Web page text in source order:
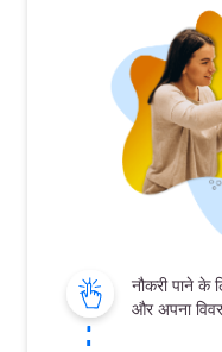
नौकरी पाने
और अपना